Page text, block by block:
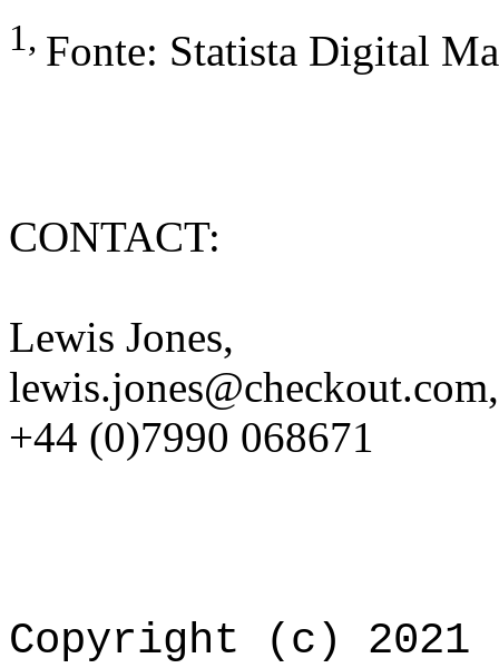
1, Fonte: Statista Digital
CONTACT:
Lewis Jones,
lewis.jones@checkout.com,
+44 (0)7990 068671
Copyright (c) 2021